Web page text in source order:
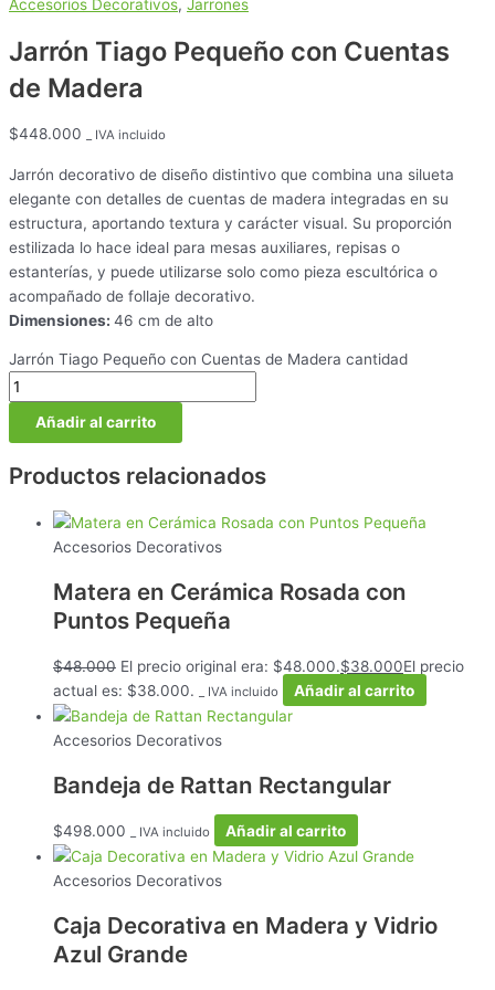
Accesorios Decorativos, Jarrones
Jarrón Tiago Pequeño con Cuentas
de Madera
$448.000 _ IVA incluido
Jarrón decorativo de diseño distintivo que combina una silueta
elegante con detalles de cuentas de madera integradas en su
estructura, aportando textura y carácter visual. Su proporción
estilizada lo hace ideal para mesas auxiliares, repisas o
estanterías, y puede utilizarse solo como pieza escultórica o
acompañado de follaje decorativo.
Dimensiones: 46 cm de alto
Jarrón Tiago Pequeño con Cuentas de Madera cantidad
Añadir al carrito
Productos relacionados
Accesorios Decorativos
Matera en Cerámica Rosada con
Puntos Pequeña
$48.000 El precio original era: $48.000.$38.000El precio
actual es: $38.000.
_ IVA incluido Añadir al carrito
Accesorios Decorativos
Bandeja de Rattan Rectangular
$498.000 _ IVA incluido Añadir al carrito
Accesorios Decorativos
Caja Decorativa en Madera y Vidrio
Azul Grande